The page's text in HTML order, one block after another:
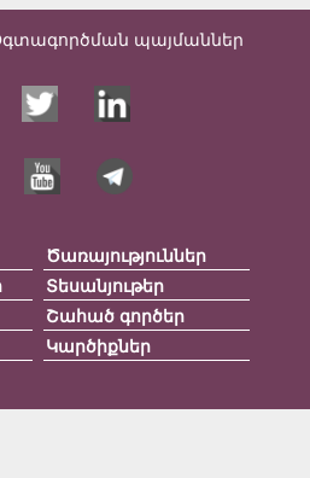
պայմաններ
Ծառայություններ
Տեսանյութեր
Շահած գործեր
Կարծիքներ